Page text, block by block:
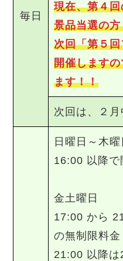
毎日
現在、第４
景品当選の
次回「第５
開催します
ます！！
次回は、２月
日曜日～木曜
16:00 以降で
金土曜日
17:00 から
の無制限料金
21:00 以降は